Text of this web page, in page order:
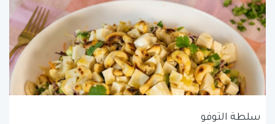
سلطة التوفو